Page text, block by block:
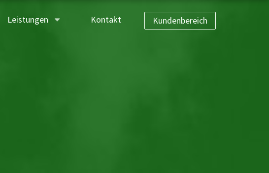
Leistungen Kontakt Kundenbereich